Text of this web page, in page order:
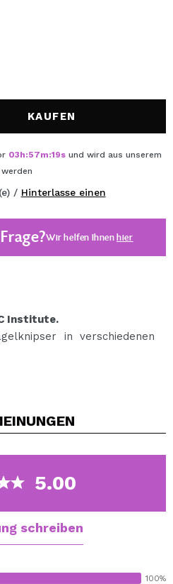
bei Maquillalia.de
tätigen, den Status Ihrer
KAUFEN
03h:57m:18s und wird aus unserem
/ Hinterlasse einen
Wir helfen Ihnenhier
Institute.
in verschiedenen
garantiert.
respektiert die natürliche
oder in der Tasche.
5.00
schreiben
100%